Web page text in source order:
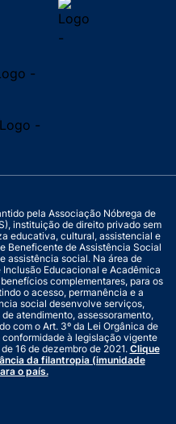
pela Associação Nóbrega de
instituição de direito privado sem
educativa, cultural, assistencial e
Beneficente de Assistência Social
assistência social. Na área de
Educacional e Acadêmica
complementares, para os
o acesso, permanência e a
social desenvolve serviços,
atendimento, assessoramento,
com o Art. 3º da Lei Orgânica de
à legislação vigente
16 de dezembro de 2021. Clique
da filantropia (imunidade
o país.